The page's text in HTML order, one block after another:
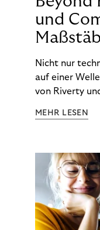
und
Nicht nur
auf einer
von Riverty
MEHR LESEN